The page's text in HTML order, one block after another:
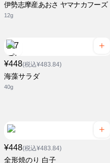
伊勢志摩産あおさ ヤマナカフーズ
12g
¥448(税込¥483.84)
海藻サラダ
40g
¥448(税込¥483.84)
全形焼のり 白子